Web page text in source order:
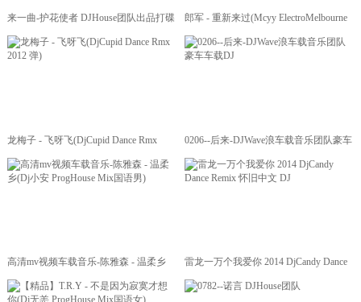
来一曲-护花使者 DJHouse团队出品打碟
超清dj舞曲视频车载视频
郎军 - 重新来过(Mcyy ElectroMelbourne
Rmx 2016)
龙梅子 - 飞呀飞(DjCupid Dance Rmx
2012 弹)
0206--后来-DJWave浪车载音乐团队豪车
车载DJ
高清mv视频车载音乐-陈雅森 - 温柔乡
(Dj小安 ProgHouse Mix国语男)
雷龙一万个我爱你 2014 DjCandy Dance
Remix 怀旧中文 DJ